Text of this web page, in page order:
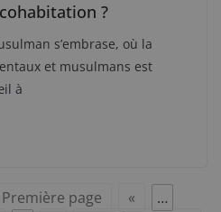
?
s’embrase, où la
et musulmans est
à
Première page «
…